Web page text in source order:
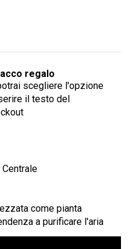
regalo
scegliere l'opzione
il testo del
come pianta
a purificare l'aria